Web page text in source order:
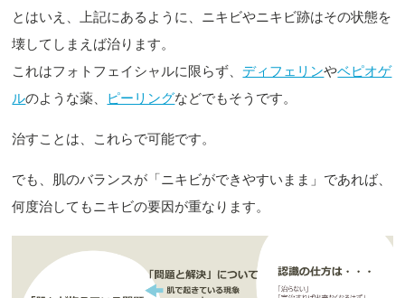
とはいえ、上記にあるように、ニキビやニキビ跡はその状態を
壊してしまえば治ります。
これはフォトフェイシャルに限らず、 ディフェリンやベピオゲ
ルのような薬、 ピーリングなどでもそうです。
治すことは、これらで可能です。
でも、肌のバランスが「ニキビができやすいまま」であれば、
何度治してもニキビの要因が重なります。